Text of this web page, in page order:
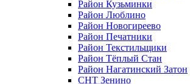
Район Кузьминки
Район Люблино
Район Новогиреево
Район Печатники
Район Текстильщики
Район Тёплый Стан
Район Нагатинский Затон
СНТ Зенино